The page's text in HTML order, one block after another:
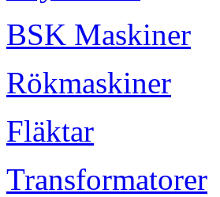
BSK Maskiner
Rökmaskiner
Fläktar
Transformatorer